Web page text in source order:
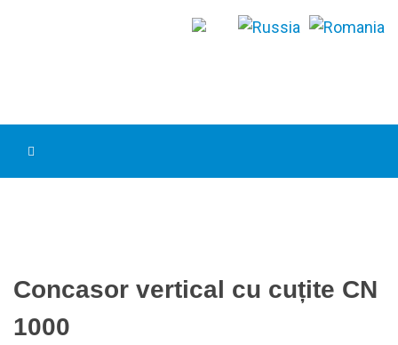
Concasor vertical cu cuțite CN
1000